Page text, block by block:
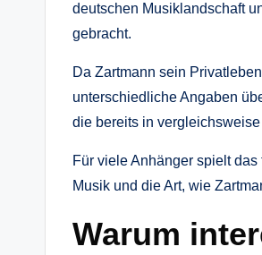
deutschen Musiklandschaft
gebracht.
Da Zartmann sein
unterschiedliche Angaben
die bereits in
Für viele Anhänger spielt
Musik und die Art, wie
Warum